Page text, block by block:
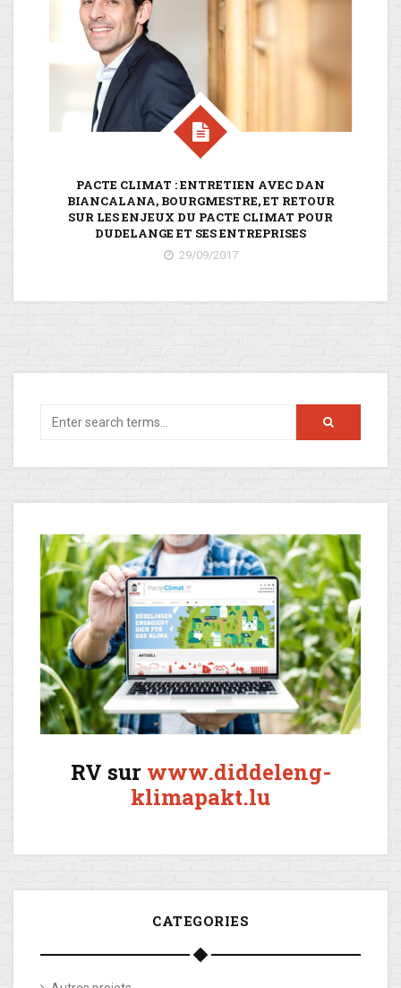
PACTE CLIMAT : ENTRETIEN AVEC DAN
BIANCALANA, BOURGMESTRE, ET RETOUR
SUR LES ENJEUX DU PACTE CLIMAT POUR
DUDELANGE ET SES ENTREPRISES
29/09/2017
RV sur www.diddeleng-
klimapakt.lu
CATEGORIES